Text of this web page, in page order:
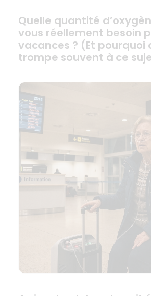
Quelle quantité
vous réellement besoin
vacances ? (Et pourquoi
trompe souvent à ce